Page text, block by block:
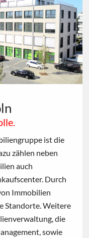
ist die
zählen neben
auch
Durch
Immobilien
Standorte. Weitere
die
sowie